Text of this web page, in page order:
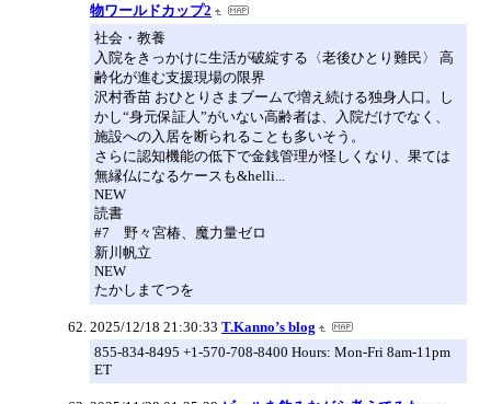
物ワールドカップ2
社会・教養
入院をきっかけに生活が破綻する〈老後ひとり難民〉 高
齢化が進む支援現場の限界
沢村香苗 おひとりさまブームで増え続ける独身人口。し
かし“身元保証人”がいない高齢者は、入院だけでなく、
施設への入居を断られることも多いそう。
さらに認知機能の低下で金銭管理が怪しくなり、果ては
無縁仏になるケースも&helli...
NEW
読書
#7 野々宮椿、魔力量ゼロ
新川帆立
NEW
たかしまてつを
2025/12/18 21:30:33 T.Kanno’s blog
855-834-8495 +1-570-708-8400 Hours: Mon-Fri 8am-11pm
ET